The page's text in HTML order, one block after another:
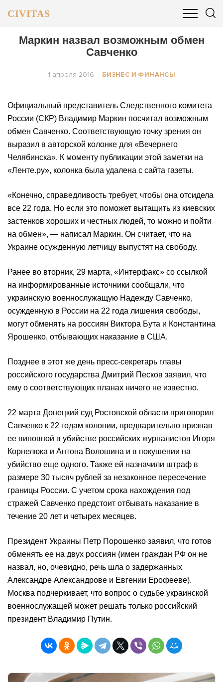
CIVITAS
ОБЩЕСТВО БИЗНЕС И ФИНАНСЫ
Маркин назвал возможным обмен
Савченко
1 апреля 2016 БИЗНЕС И ФИНАНСЫ
Официальный представитель Следственного комитета
России (СКР) Владимир Маркин посчитал возможным
обмен Савченко. Соответствующую точку зрения он
выразил в авторской колонке для «Вечернего
Челябинска». К моменту публикации этой заметки на
«Ленте.ру», колонка была удалена с сайта газеты.
«Конечно, справедливость требует, чтобы она отсидела
все 22 года. Но если это поможет вытащить из киевских
застенков хороших и честных людей, то можно и пойти
на обмен», — написал Маркин. Он считает, что на
Украине осужденную летчицу выпустят на свободу.
Ранее во вторник, 29 марта, «Интерфакс» со ссылкой
на информированные источники сообщали, что
украинскую военнослужащую Надежду Савченко,
осужденную в России на 22 года лишения свободы,
могут обменять на россиян Виктора Бута и Константина
Ярошенко, отбывающих наказание в США.
Позднее в этот же день пресс-секретарь главы
российского государства Дмитрий Песков заявил, что
ему о соответствующих планах ничего не известно.
22 марта Донецкий суд Ростовской области приговорил
Савченко к 22 годам колонии, предварительно признав
ее виновной в убийстве российских журналистов Игоря
Корнелюка и Антона Волошина и в покушении на
убийство еще одного. Также ей назначили штраф в
размере 30 тысяч рублей за незаконное пересечение
границы России. С учетом срока нахождения под
стражей Савченко предстоит отбывать наказание в
течение 20 лет и четырех месяцев.
Президент Украины Петр Порошенко заявил, что готов
обменять ее на двух россиян (имен граждан РФ он не
назвал, но, очевидно, речь шла о задержанных
Александре Александрове и Евгении Ерофееве).
Москва подчеркивает, что вопрос о судьбе украинской
военнослужащей может решать только российский
президент Владимир Путин.